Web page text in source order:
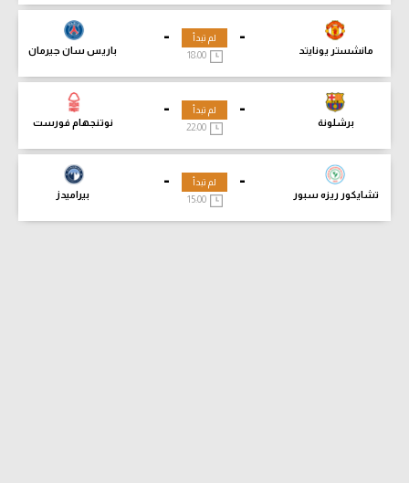
-
مانشستر يونايتد
-
باريس سان جيرمان
لم تبدأ
18:00
-
برشلونة
-
نوتنجهام فورست
لم تبدأ
-
تشايكور ريزه سبور
-
بيراميدز
لم تبدأ
15:00